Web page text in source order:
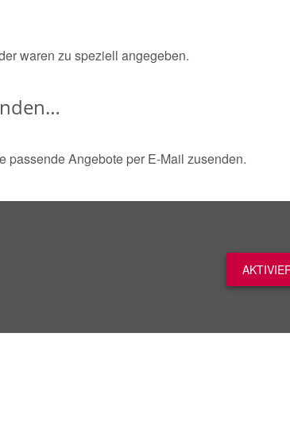
waren zu speziell angegeben.
passende Angebote per E-Mail zusenden.